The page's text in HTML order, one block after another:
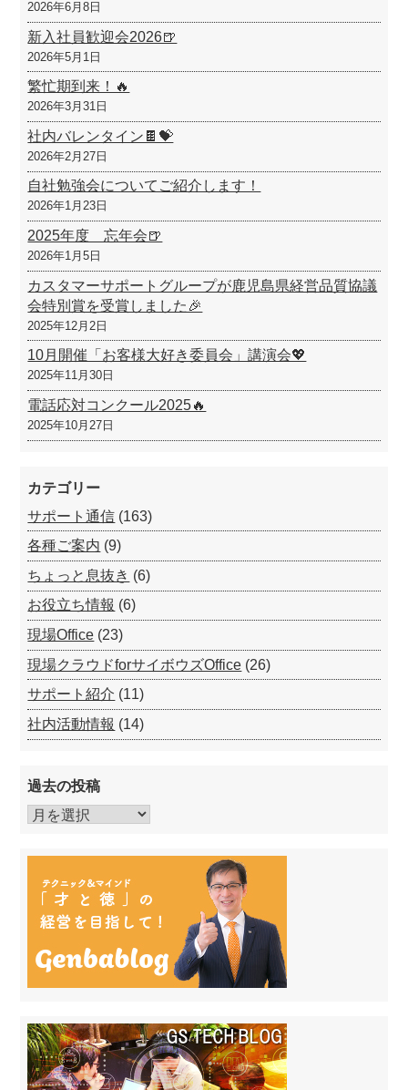
2026年6月8日
新入社員歓迎会2026🍺
2026年5月1日
繁忙期到来！🔥
2026年3月31日
社内バレンタイン🍫💝
2026年2月27日
自社勉強会についてご紹介します！
2026年1月23日
2025年度 忘年会🍺
2026年1月5日
カスタマーサポートグループが鹿児島県経営品質協議
会特別賞を受賞しました🎉
2025年12月2日
10月開催「お客様大好き委員会」講演会💖
2025年11月30日
電話応対コンクール2025🔥
2025年10月27日
カテゴリー
サポート通信 (163)
各種ご案内 (9)
ちょっと息抜き (6)
お役立ち情報 (6)
現場Office (23)
現場クラウドforサイボウズOffice (26)
サポート紹介 (11)
社内活動情報 (14)
過去の投稿
過
の